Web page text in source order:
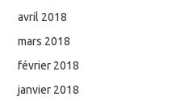
avril 2018
mars 2018
février 2018
janvier 2018